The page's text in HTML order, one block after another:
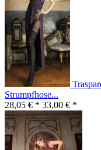
Strumpfhose...
28,05 € * 33,00 € *